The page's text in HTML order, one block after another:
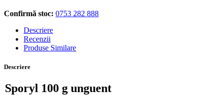
Confirmă stoc: 0753 282 888
Descriere
Recenzii
Produse Similare
Descriere
Sporyl 100 g unguent